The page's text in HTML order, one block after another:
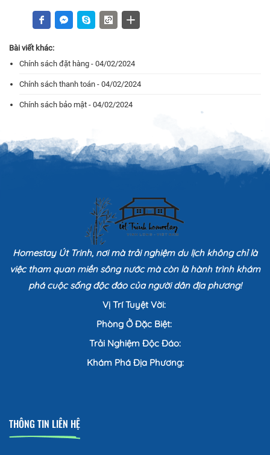
Bài viết khác:
Chính sách đặt hàng - 04/02/2024
Chính sách thanh toán - 04/02/2024
Chính sách bảo mật - 04/02/2024
Homestay Út Trinh, nơi mà trải nghiệm du lịch không chỉ là
việc tham quan miền sông nước mà còn là hành trình khám
phá cuộc sống độc đáo của người dân địa phương!
Vị Trí Tuyệt Vời:
Phòng Ở Đặc Biệt:
Trải Nghiệm Độc Đáo:
Khám Phá Địa Phương:
THÔNG TIN LIÊN HỆ